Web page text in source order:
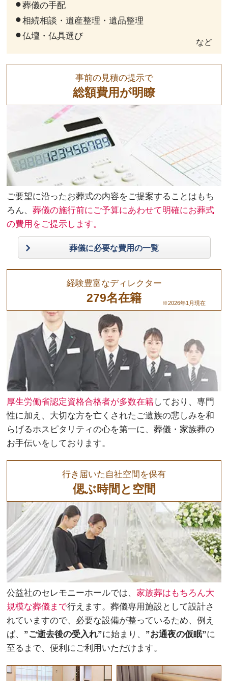
葬儀の手配
相続相談・遺産整理・遺品整理
仏壇・仏具選び
など
事前の見積の提示で
総額費用が明瞭
ご要望に沿ったお葬式の内容をご提案することはもち
ろん、葬儀の施行前にご予算にあわせて明確にお葬式
の費用をご提示します。
葬儀に必要な費用の一覧
経験豊富なディレクター
279名在籍 ※2026年1月現在
厚生労働省認定資格合格者が多数在籍しており、専門
性に加え、大切な方を亡くされたご遺族の悲しみを和
らげるホスピタリティの心を第一に、葬儀・家族葬の
お手伝いをしております。
行き届いた自社空間を保有
偲ぶ時間と空間
公益社のセレモニーホールでは、 家族葬はもちろん大
規模な葬儀まで行えます。葬儀専用施設として設計さ
れていますので、必要な設備が整っているため、例え
ば、 ”ご逝去後の受入れ”に始まり、 ”お通夜の仮眠”に
至るまで、便利にご利用いただけます。